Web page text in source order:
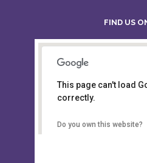
Board of
Secondary
Sylhet
This page can't load